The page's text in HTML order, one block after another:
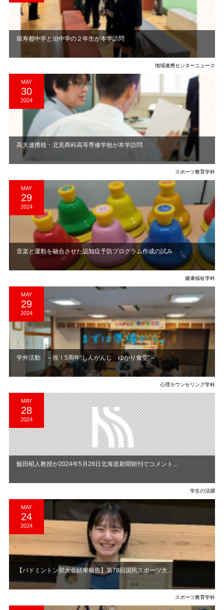
留寿都中学と泊中学の２年生が本学訪問
地域連携センターニュース
MAY
30
2024
高大連携校・北見商科高等専修学校が本学訪問
スポーツ教育学科
MAY
29
2024
音楽と運動を融合させた認知症予防プログラム作成の試み
健康福祉学科
MAY
29
2024
学外活動 ～祝！5周年“しんがんじ ゆかり食堂”～
心理カウンセリング学科
MAY
28
2024
飯田昭人教授が2024年5月28日北海道新聞朝刊でコメント...
学生の活躍
MAY
24
2024
【バドミントン部大会結果報告】第78回国民スポーツ大...
スポーツ教育学科